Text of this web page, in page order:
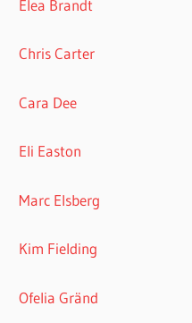
Elea Brandt
Chris Carter
Cara Dee
Eli Easton
Marc Elsberg
Kim Fielding
Ofelia Gränd